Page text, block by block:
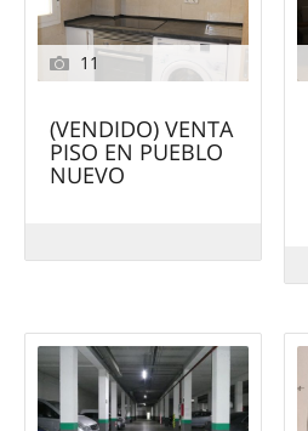
11
(VENDIDO) VENTA
PISO EN PUEBLO
NUEVO